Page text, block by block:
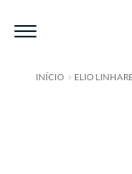
Pular
para
Pular
para
INÍCIO ELIO